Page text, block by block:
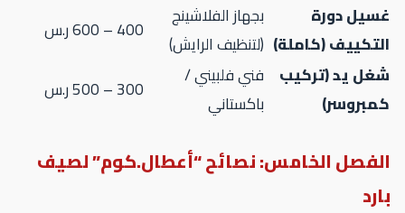
دورة
(كاملة)
بجهاز الفلاشينج
(لتنظيف الرايش)
400 – 600 ر.س
يد (تركيب فني فلبيني /
باكستاني
300 – 500 ر.س
الخامس: نصائح “أعطال.كوم” لصيف